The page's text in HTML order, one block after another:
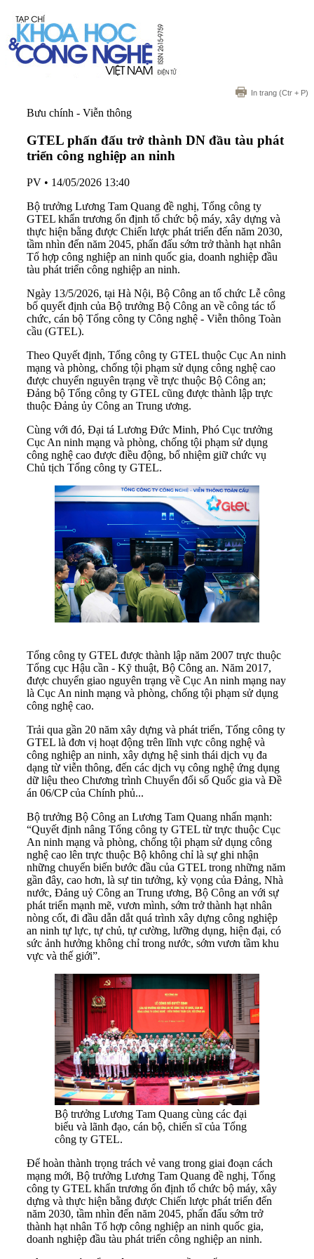
In trang (Ctr + P)
Bưu chính - Viễn thông
GTEL phấn đấu trở thành DN đầu tàu phát
triển công nghiệp an ninh
PV • 14/05/2026 13:40
Bộ trưởng Lương Tam Quang đề nghị, Tổng công ty
GTEL khẩn trương ổn định tổ chức bộ máy, xây dựng và
thực hiện bằng được Chiến lược phát triển đến năm 2030,
tầm nhìn đến năm 2045, phấn đấu sớm trở thành hạt nhân
Tổ hợp công nghiệp an ninh quốc gia, doanh nghiệp đầu
tàu phát triển công nghiệp an ninh.
Ngày 13/5/2026, tại Hà Nội, Bộ Công an tổ chức Lễ công
bố quyết định của Bộ trưởng Bộ Công an về công tác tổ
chức, cán bộ Tổng công ty Công nghệ - Viễn thông Toàn
cầu (GTEL).
Theo Quyết định, Tổng công ty GTEL thuộc Cục An ninh
mạng và phòng, chống tội phạm sử dụng công nghệ cao
được chuyển nguyên trạng về trực thuộc Bộ Công an;
Đảng bộ Tổng công ty GTEL cũng được thành lập trực
thuộc Đảng ủy Công an Trung ương.
Cùng với đó, Đại tá Lương Đức Minh, Phó Cục trưởng
Cục An ninh mạng và phòng, chống tội phạm sử dụng
công nghệ cao được điều động, bổ nhiệm giữ chức vụ
Chủ tịch Tổng công ty GTEL.
Tổng công ty GTEL được thành lập năm 2007 trực thuộc
Tổng cục Hậu cần - Kỹ thuật, Bộ Công an. Năm 2017,
được chuyển giao nguyên trạng về Cục An ninh mạng nay
là Cục An ninh mạng và phòng, chống tội phạm sử dụng
công nghệ cao.
Trải qua gần 20 năm xây dựng và phát triển, Tổng công ty
GTEL là đơn vị hoạt động trên lĩnh vực công nghệ và
công nghiệp an ninh, xây dựng hệ sinh thái dịch vụ đa
dạng từ viễn thông, đến các dịch vụ công nghệ ứng dụng
dữ liệu theo Chương trình Chuyển đổi số Quốc gia và Đề
án 06/CP của Chính phủ...
Bộ trưởng Bộ Công an Lương Tam Quang nhấn mạnh:
“Quyết định nâng Tổng công ty GTEL từ trực thuộc Cục
An ninh mạng và phòng, chống tội phạm sử dụng công
nghệ cao lên trực thuộc Bộ không chỉ là sự ghi nhận
những chuyển biến bước đầu của GTEL trong những năm
gần đây, cao hơn, là sự tin tưởng, kỳ vọng của Đảng, Nhà
nước, Đảng uỷ Công an Trung ương, Bộ Công an với sự
phát triển mạnh mẽ, vươn mình, sớm trở thành hạt nhân
nòng cốt, đi đầu dẫn dắt quá trình xây dựng công nghiệp
an ninh tự lực, tự chủ, tự cường, lưỡng dụng, hiện đại, có
sức ảnh hưởng không chỉ trong nước, sớm vươn tầm khu
vực và thế giới”.
Bộ trưởng Lương Tam Quang cùng các đại
biểu và lãnh đạo, cán bộ, chiến sĩ của Tổng
công ty GTEL.
Để hoàn thành trọng trách vẻ vang trong giai đoạn cách
mạng mới, Bộ trưởng Lương Tam Quang đề nghị, Tổng
công ty GTEL khẩn trương ổn định tổ chức bộ máy, xây
dựng và thực hiện bằng được Chiến lược phát triển đến
năm 2030, tầm nhìn đến năm 2045, phấn đấu sớm trở
thành hạt nhân Tổ hợp công nghiệp an ninh quốc gia,
doanh nghiệp đầu tàu phát triển công nghiệp an ninh.